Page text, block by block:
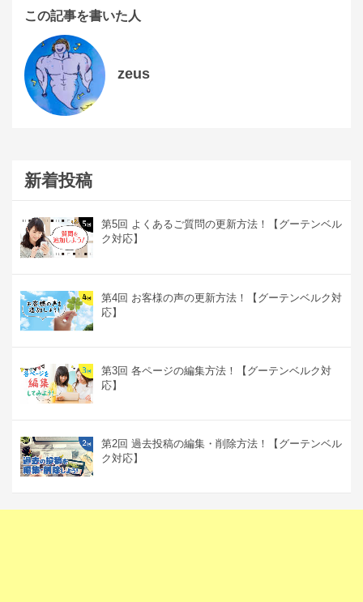
この記事を書いた人
zeus
新着投稿
第5回 よくあるご質問の更新方法！【グーテンベル
ク対応】
第4回 お客様の声の更新方法！【グーテンベルク対
応】
第3回 各ページの編集方法！【グーテンベルク対
応】
第2回 過去投稿の編集・削除方法！【グーテンベル
ク対応】